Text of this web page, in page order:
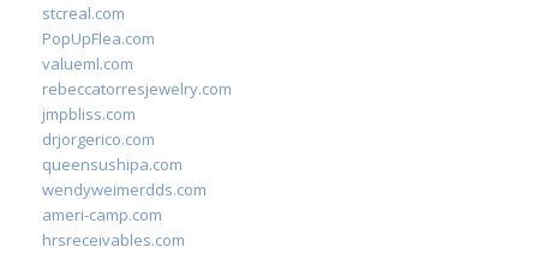
stcreal.com
PopUpFlea.com
valueml.com
rebeccatorresjewelry.com
jmpbliss.com
drjorgerico.com
queensushipa.com
wendyweimerdds.com
ameri-camp.com
hrsreceivables.com